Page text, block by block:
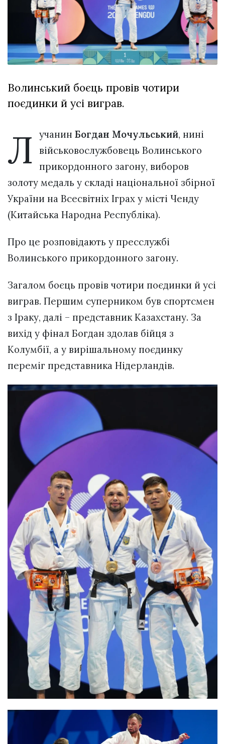
Спартакіада
VolWe...
29 Липня 2026
573 переглядів
Всі розділи
Лайф
Афіша
Контакти
Політика конфіденційності
Волинський боєць провів чотири
поєдинки й усі виграв.
Л учанинБогдан Мочульський, нині
військовослужбовець Волинського
прикордонного загону, виборов
золоту медаль у складі національної збірної
України на Всесвітніх Іграх у місті Ченду
(Китайська Народна Республіка).
Про це розповідають у пресслужбі
Волинського прикордонного загону.
Загалом боєць провів чотири поєдинки й усі
виграв. Першим суперником був спортсмен
з Іраку, далі – представник Казахстану. За
вихід у фінал Богдан здолав бійця з
Колумбії, а у вирішальному поєдинку
переміг представника Нідерландів.